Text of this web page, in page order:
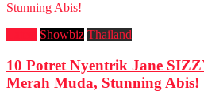
Showbiz Thailand
10 Potret Nyentrik Jane
Merah Muda, Stunning Abis!